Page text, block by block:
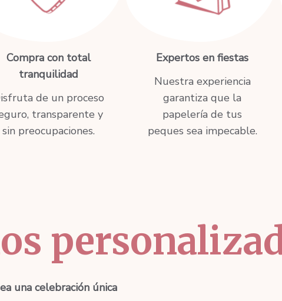
Compra con total
tranquilidad
de un proceso
transparente y
sin preocupaciones.
Expertos en fiestas
Nuestra experiencia
garantiza que la
papelería de tus
peques sea impecable.
una celebración única